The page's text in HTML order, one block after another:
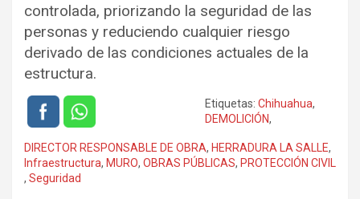
controlada, priorizando la seguridad de las
personas y reduciendo cualquier riesgo
derivado de las condiciones actuales de la
estructura.
Etiquetas: Chihuahua,
DEMOLICIÓN,
DIRECTOR RESPONSABLE DE OBRA, HERRADURA LA SALLE,
Infraestructura, MURO, OBRAS PÚBLICAS, PROTECCIÓN CIVIL
, Seguridad